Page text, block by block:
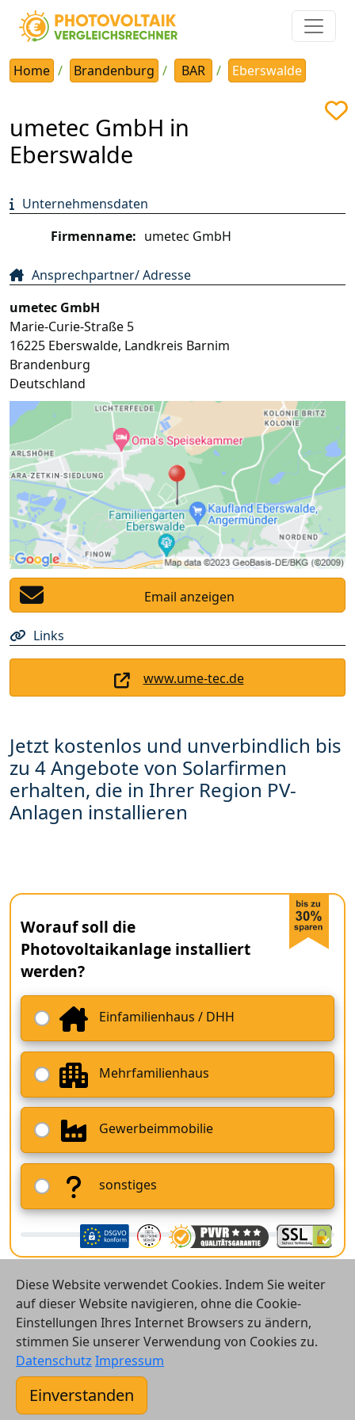
Home Brandenburg BAR Eberswalde
umetec GmbH in
Eberswalde
Unternehmensdaten
Firmenname: umetec GmbH
Ansprechpartner/ Adresse
umetec GmbH
Marie-Curie-Straße 5
16225 Eberswalde, Landkreis Barnim
Brandenburg
Deutschland
Email anzeigen
Links
www.ume-tec.de
Jetzt kostenlos und unverbindlich bis
zu 4 Angebote von Solarfirmen
erhalten, die in Ihrer Region PV-
Anlagen installieren
Worauf soll die
Photovoltaikanlage installiert
werden?
Einfamilienhaus / DHH
Mehrfamilienhaus
Gewerbeimmobilie
sonstiges
© 2026 Vergleichsrechner24 GmbH
Kontakt
Diese Website verwendet Cookies. Indem Sie weiter
auf dieser Website navigieren, ohne die Cookie-
Einstellungen Ihres Internet Browsers zu ändern,
stimmen Sie unserer Verwendung von Cookies zu.
Datenschutz Impressum
Einverstanden